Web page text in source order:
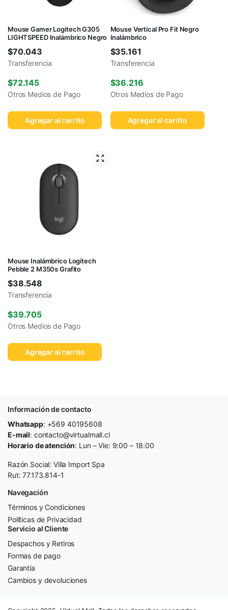
Mouse Gamer Logitech G305
LIGHTSPEED Inalámbrico Negro
$70.043
Transferencia
$72.145
Otros Medios de Pago
Agregar al carrito
Mouse Vertical Pro Fit Negro
Inalámbrico
$35.161
Transferencia
$36.216
Otros Medios de Pago
Agregar al carrito
Mouse Inalámbrico Logitech
Pebble 2 M350s Grafito
$38.548
Transferencia
$39.705
Otros Medios de Pago
Agregar al carrito
Información de contacto
Whatsapp: +569 40195608
E-mail: contacto@virtualmall.cl
Horario de atención: Lun – Vie: 9:00 – 18:00
Razón Social: Villa Import Spa
Rut: 77.173.814-1
Navegación
Términos y Condiciones
Políticas de Privacidad
Servicio al Cliente
Despachos y Retiros
Formas de pago
Garantía
Cambios y devoluciones